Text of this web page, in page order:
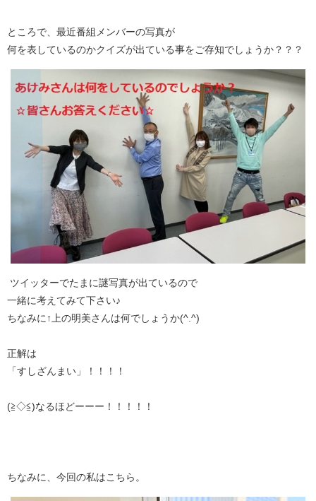
ところで、最近番組メンバーの写真が
何を表しているのかクイズが出ている事をご存知でしょうか？？？
ツイッターでたまに謎写真が出ているので
一緒に考えてみて下さい♪
ちなみに↑上の明美さんは何でしょうか(^.^)
正解は
「すしざんまい」！！！！
(≧◇≦)なるほどーーー！！！！！
ちなみに、今回の私はこちら。